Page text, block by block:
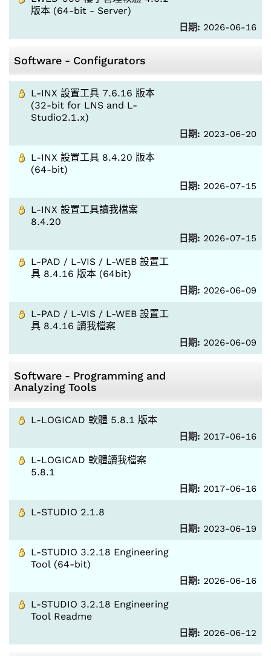
版本 (64-bit - Server)
日期: 2026-06-16
Software - Configurators
L-INX 設置工具 7.6.16 版本
(32-bit for LNS and L-
Studio2.1.x)
日期: 2023-06-20
L-INX 設置工具 8.4.20 版本
(64-bit)
日期: 2026-07-15
L-INX 設置工具讀我檔案
8.4.20
日期: 2026-07-15
L-PAD / L-VIS / L-WEB 設置工
具 8.4.16 版本 (64bit)
日期: 2026-06-09
L-PAD / L-VIS / L-WEB 設置工
具 8.4.16 讀我檔案
日期: 2026-06-09
Software - Programming and
Analyzing Tools
L-LOGICAD 軟體 5.8.1 版本
日期: 2017-06-16
L-LOGICAD 軟體讀我檔案
5.8.1
日期: 2017-06-16
L-STUDIO 2.1.8
日期: 2023-06-19
L-STUDIO 3.2.18 Engineering
Tool (64-bit)
日期: 2026-06-16
L-STUDIO 3.2.18 Engineering
Tool Readme
日期: 2026-06-12